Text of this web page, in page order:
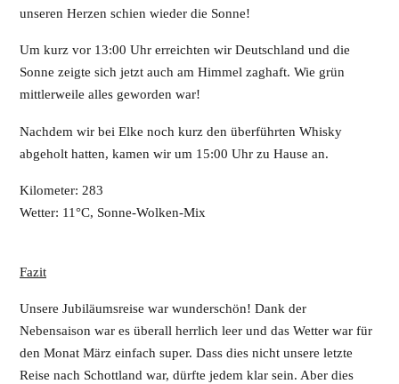
unseren Herzen schien wieder die Sonne!
Um kurz vor 13:00 Uhr erreichten wir Deutschland und die
Sonne zeigte sich jetzt auch am Himmel zaghaft. Wie grün
mittlerweile alles geworden war!
Nachdem wir bei Elke noch kurz den überführten Whisky
abgeholt hatten, kamen wir um 15:00 Uhr zu Hause an.
Kilometer: 283
Wetter: 11°C, Sonne-Wolken-Mix
Fazit
Unsere Jubiläumsreise war wunderschön! Dank der
Nebensaison war es überall herrlich leer und das Wetter war für
den Monat März einfach super. Dass dies nicht unsere letzte
Reise nach Schottland war, dürfte jedem klar sein. Aber dies